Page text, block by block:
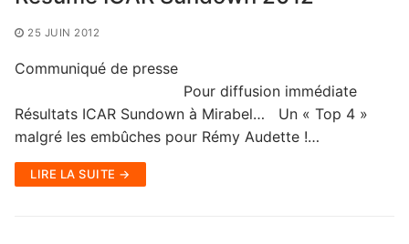
25 JUIN 2012
Communiqué de presse
Pour diffusion immédiate
Résultats ICAR Sundown à Mirabel… Un « Top 4 »
malgré les embûches pour Rémy Audette !…
LIRE LA SUITE →